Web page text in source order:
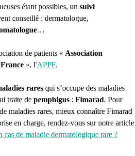
étant possibles, un suivi
conseillé : dermatologue,
…
de patients « Association
», l'APPF.
rares qui s’occupe des maladies
traite de pemphigus : Fimarad. Pour
maladies rares, mieux connaître Fimarad
en charge, rendez-vous sur notre article
cas de maladie dermatologique rare ?